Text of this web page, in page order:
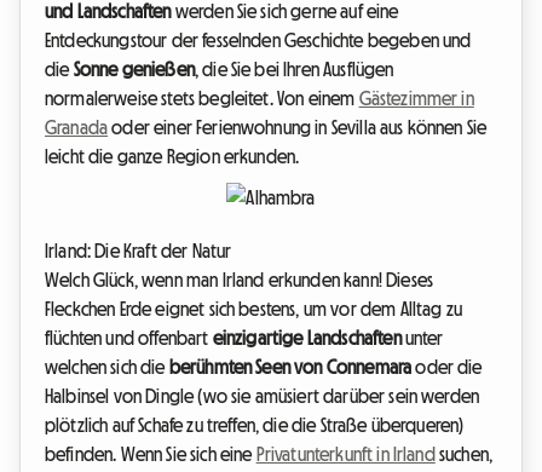
und Landschaftenwerden Sie sich gerne auf eine
Entdeckungstour der fesselnden Geschichte begeben und
dieSonne genießen, die Sie bei Ihren Ausflügen
normalerweise stets begleitet. Von einem Gästezimmer in
Granadaoder einer Ferienwohnung in Sevilla aus können Sie
leicht die ganze Region erkunden.
Irland: Die Kraft der Natur
Welch Glück, wenn man Irland erkunden kann! Dieses
Fleckchen Erde eignet sich bestens, um vor dem Alltag zu
flüchten und offenbart einzigartige Landschaftenunter
welchen sich die berühmten Seen von Connemaraoder die
Halbinsel von Dingle (wo sie amüsiert darüber sein werden
plötzlich auf Schafe zu treffen, die die Straße überqueren)
befinden. Wenn Sie sich eine Privatunterkunft in Irland suchen,